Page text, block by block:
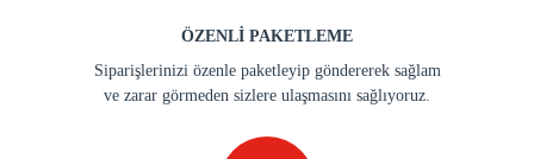
ÖZENLİ PAKETLEME
Siparişlerinizi özenle paketleyip göndererek sağlam
ve zarar görmeden sizlere ulaşmasını sağlıyoruz.